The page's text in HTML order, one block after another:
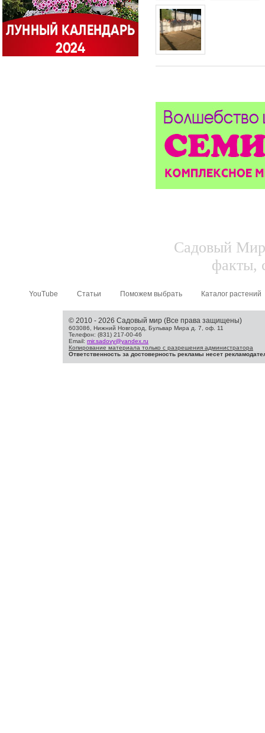
Садовый
факты,
YouTube Статьи Поможем выбрать Каталог растений
© 2010 - 2026 Садовый мир (Все права защищены)
603086, Нижний Новгород, Бульвар Мира д. 7, оф. 11
Телефон: (831) 217-00-46
Email: mir.sadovy@yandex.ru
Копирование материала только с разрешения администратора
Ответственность за достоверность рекламы несет